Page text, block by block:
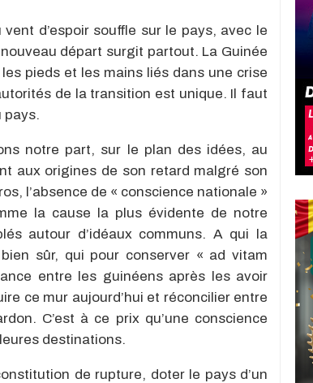
d’espoir souffle sur le pays, avec le
départ surgit partout. La Guinée
pieds et les mains liés dans une crise
de la transition est unique. Il faut
pays.
notre part, sur le plan des idées, au
aux origines de son retard malgré son
l’absence de « conscience nationale »
la cause la plus évidente de notre
autour d’idéaux communs. A qui la
sûr, qui pour conserver « ad vitam
entre les guinéens après les avoir
ce mur aujourd’hui et réconcilier entre
C’est à ce prix qu’une conscience
destinations.
de rupture, doter le pays d’un